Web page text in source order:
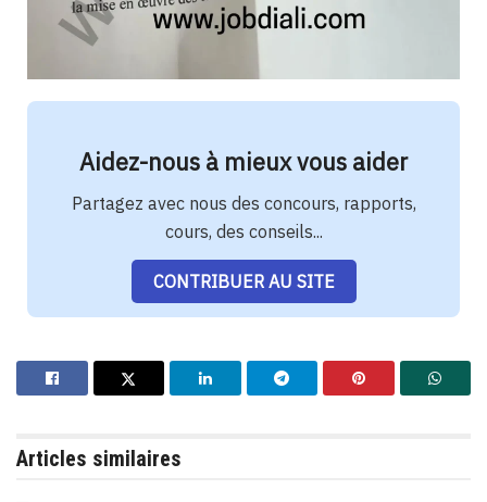
Aidez-nous à mieux vous aider
Partagez avec nous des concours, rapports,
cours, des conseils...
CONTRIBUER AU SITE
Articles similaires